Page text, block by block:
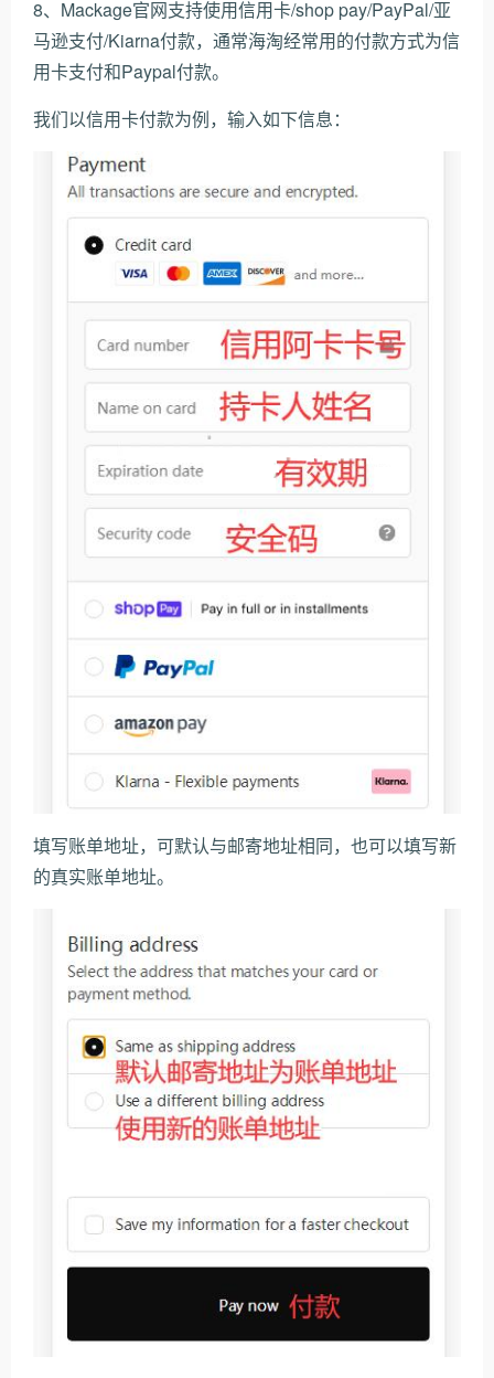
8、Mackage官网支持使用信用卡/shop pay/PayPal/亚
马逊支付/Kiarna付款，通常海淘经常用的付款方式为信
用卡支付和Paypal付款。
我们以信用卡付款为例，输入如下信息：
填写账单地址，可默认与邮寄地址相同，也可以填写新
的真实账单地址。